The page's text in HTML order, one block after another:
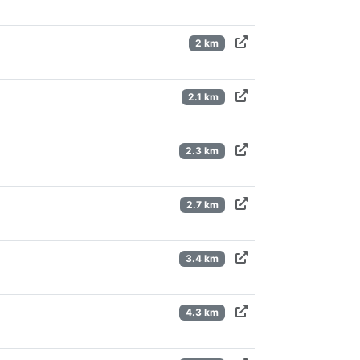
2 km
2.1 km
2.3 km
2.7 km
3.4 km
4.3 km